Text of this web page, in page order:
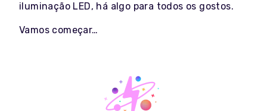
iluminação LED, há algo para todos os gostos.
Vamos começar…